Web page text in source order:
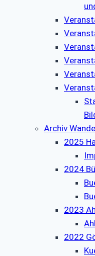
Archiv
2025
2024
2023
2022